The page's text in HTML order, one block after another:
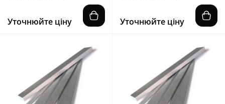
Уточнюйте ціну Уточнюйте ціну